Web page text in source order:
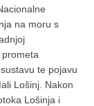
na moru s
te pojavu
Lošinj. Nakon
Lošinja i